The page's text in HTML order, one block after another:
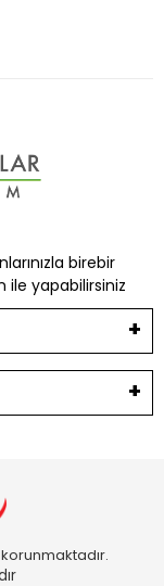
birebir
ile yapabilirsiniz